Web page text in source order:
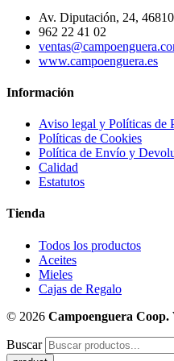
Av. Diputación, 24,
962 22 41 02
www.campoenguera.es
Información
Aviso legal y Políticas de
Políticas de Cookies
Política de Envío y
Calidad
Estatutos
Tienda
Todos los productos
Aceites
Mieles
Cajas de Regalo
© 2026 Campoenguera Coop.
Buscar